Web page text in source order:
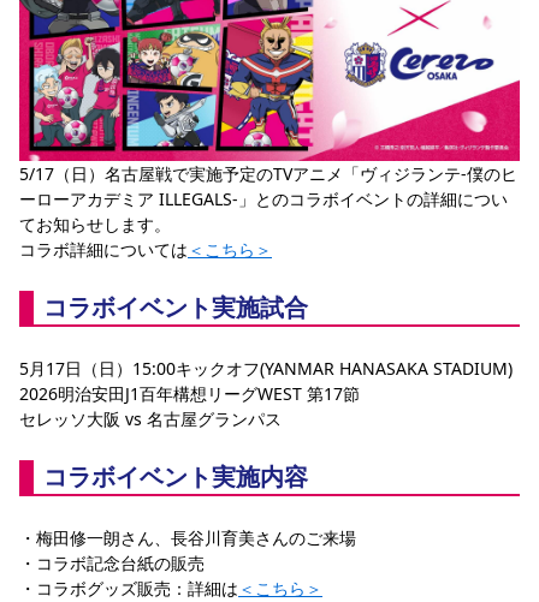
5/17（日）名古屋戦で実施予定のTVアニメ「ヴィジランテ-僕のヒ
ーローアカデミア ILLEGALS-」とのコラボイベントの詳細につい
てお知らせします。
コラボ詳細については ＜こちら＞
コラボイベント実施試合
5月17日（日）15:00キックオフ(YANMAR HANASAKA STADIUM)
2026明治安田J1百年構想リーグWEST 第17節
セレッソ大阪 vs 名古屋グランパス
コラボイベント実施内容
・梅田修一朗さん、長谷川育美さんのご来場
・コラボ記念台紙の販売
・コラボグッズ販売：詳細は ＜こちら＞